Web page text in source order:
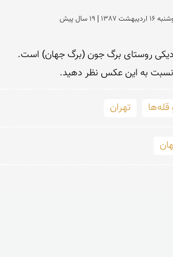
1387 | 19 سال پیش
نسبت به این عكس نظر دهید.
تهران